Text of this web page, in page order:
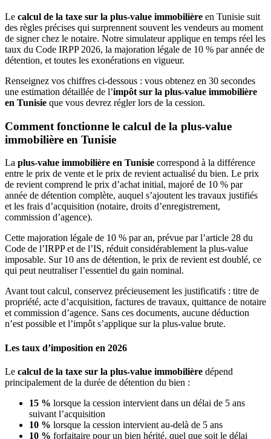
Le calcul de la taxe sur la plus-value immobilière en Tunisie suit
des règles précises qui surprennent souvent les vendeurs au moment
de signer chez le notaire. Notre simulateur applique en temps réel les
taux du Code IRPP 2026, la majoration légale de 10 % par année de
détention, et toutes les exonérations en vigueur.
Renseignez vos chiffres ci-dessous : vous obtenez en 30 secondes
une estimation détaillée de l’impôt sur la plus-value immobilière
en Tunisie que vous devrez régler lors de la cession.
Comment fonctionne le calcul de la plus-value
immobilière en Tunisie
La plus-value immobilière en Tunisie correspond à la différence
entre le prix de vente et le prix de revient actualisé du bien. Le prix
de revient comprend le prix d’achat initial, majoré de 10 % par
année de détention complète, auquel s’ajoutent les travaux justifiés
et les frais d’acquisition (notaire, droits d’enregistrement,
commission d’agence).
Cette majoration légale de 10 % par an, prévue par l’article 28 du
Code de l’IRPP et de l’IS, réduit considérablement la plus-value
imposable. Sur 10 ans de détention, le prix de revient est doublé, ce
qui peut neutraliser l’essentiel du gain nominal.
Avant tout calcul, conservez précieusement les justificatifs : titre de
propriété, acte d’acquisition, factures de travaux, quittance de notaire
et commission d’agence. Sans ces documents, aucune déduction
n’est possible et l’impôt s’applique sur la plus-value brute.
Les taux d’imposition en 2026
Le calcul de la taxe sur la plus-value immobilière dépend
principalement de la durée de détention du bien :
15 % lorsque la cession intervient dans un délai de 5 ans
suivant l’acquisition
10 % lorsque la cession intervient au-delà de 5 ans
10 % forfaitaire pour un bien hérité, quel que soit le délai